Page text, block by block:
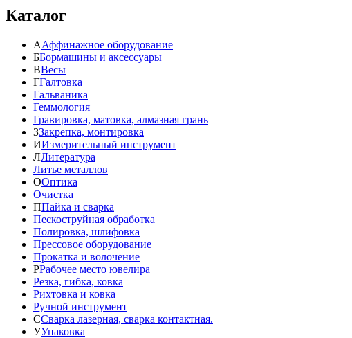
Каталог
ААффинажное оборудование
ББормашины и аксессуары
ВВесы
ГГалтовка
Гальваника
Геммология
Гравировка, матовка, алмазная грань
ЗЗакрепка, монтировка
ИИзмерительный инструмент
ЛЛитература
Литье металлов
ООптика
Очистка
ППайка и сварка
Пескоструйная обработка
Полировка, шлифовка
Прессовое оборудование
Прокатка и волочение
РРабочее место ювелира
Резка, гибка, ковка
Рихтовка и ковка
Ручной инструмент
ССварка лазерная, сварка контактная.
УУпаковка